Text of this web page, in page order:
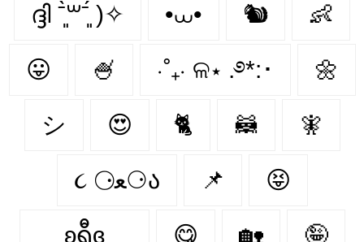
ദ്ദി ˉ͈̀꒳ˉ͈́ )✧ •⩊• 🐿️ 👶
😛 🍧 ⋅˚₊‧ ଳ⋆ .࿔*:･ 🌼
シ 😍 🐈‍ 🦝 🧚‍
૮ ⚆ﻌ⚆ა 📌 😝
__ʚရှီɞ__ 😋 🏡 🤪